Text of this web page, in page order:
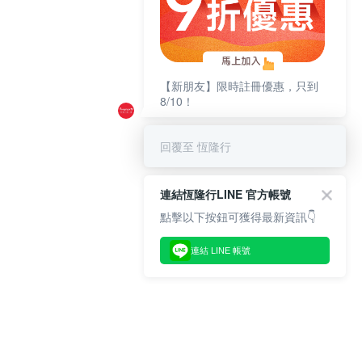
【新朋友】限時註冊優惠，只到
8/10！
回覆至 恆隆行
連結恆隆行LINE 官方帳號
點擊以下按鈕可獲得最新資訊👇
連結 LINE 帳號